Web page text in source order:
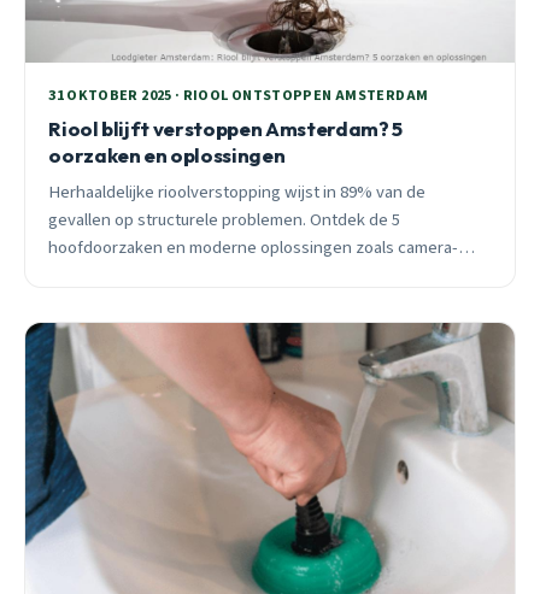
31 OKTOBER 2025 · RIOOL ONTSTOPPEN AMSTERDAM
Riool blijft verstoppen Amsterdam? 5
oorzaken en oplossingen
Herhaaldelijke rioolverstopping wijst in 89% van de
gevallen op structurele problemen. Ontdek de 5
hoofdoorzaken en moderne oplossingen zoals camera-